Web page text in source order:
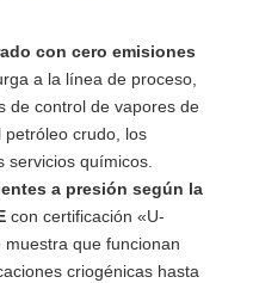
con cero emisiones
a la línea de proceso,
de control de vapores de
petróleo crudo, los
servicios químicos.
a presión según la
con certificación «U-
que funcionan
criogénicas hasta